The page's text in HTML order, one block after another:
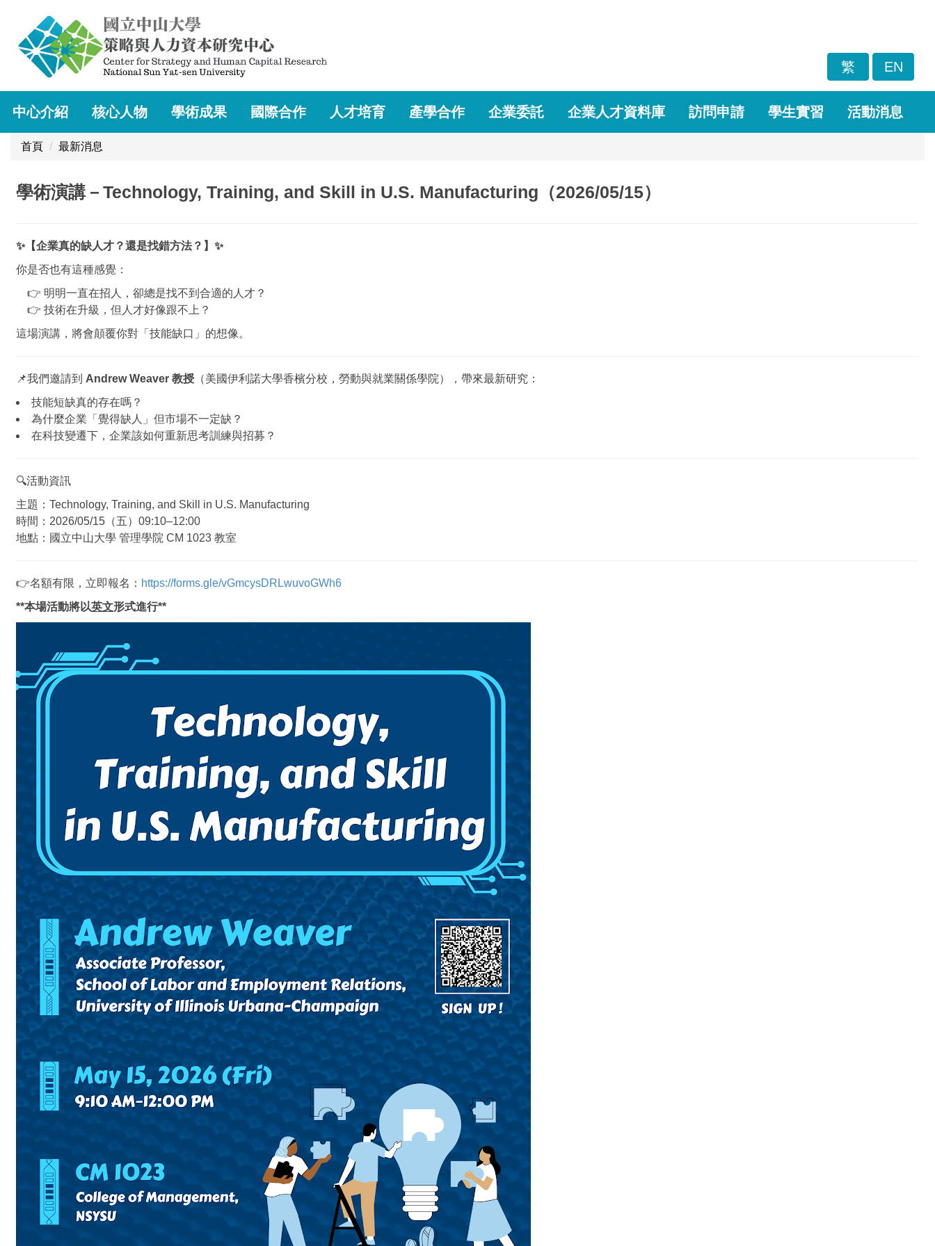
容
區
繁 EN
中心介紹 核心人物 學術成果 國際合作 人才培育 產學合作 企業委託 企業人才資料庫 訪問申請 學生實習 活動消息
首頁 最新消息
學術演講－Technology, Training, and Skill in U.S. Manufacturing（2026/05/15）
✨【企業真的缺人才？還是找錯方法？】 ✨
你是否也有這種感覺：
👉 明明一直在招人，卻總是找不到合適的人才？
👉 技術在升級，但人才好像跟不上？
這場演講，將會顛覆你對「技能缺口」的想像。
📌我們邀請到 Andrew Weaver 教授 （美國伊利諾大學香檳分校，勞動與就業關係學院），帶來最新研究：
技能短缺真的存在嗎？
為什麼企業「覺得缺人」但市場不一定缺？
在科技變遷下，企業該如何重新思考訓練與招募？
🔍活動資訊
主題：Technology, Training, and Skill in U.S. Manufacturing
時間：2026/05/15（五）09:10–12:00
地點：國立中山大學 管理學院 CM 1023 教室
👉名額有限，立即報名： https://forms.gle/vGmcysDRLwuvoGWh6
**本場活動將以英文形式進行**